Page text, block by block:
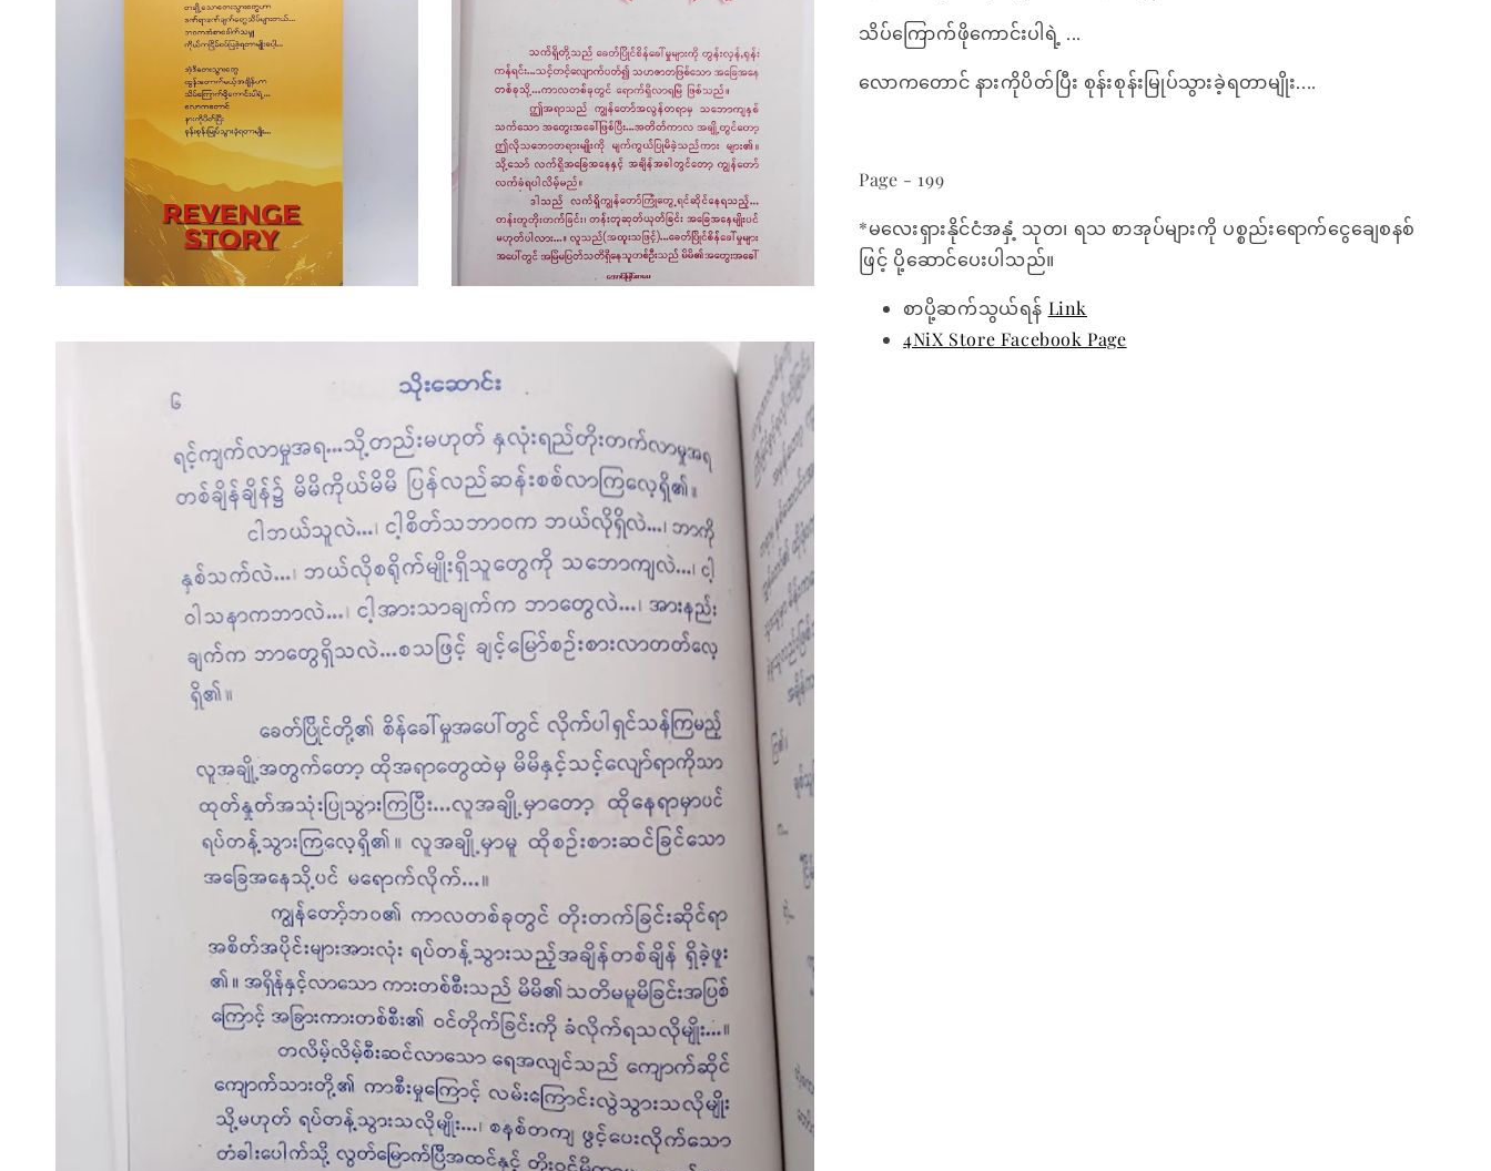
သိပ်ကြောက်ဖိုကောင်းပါရဲ့ ...
လောကတောင် နားကိုပိတ်ပြီး စုန်းစုန်းမြုပ်သွားခဲ့ရတာမျိုး....
Page - 199
*မလေးရှားနိုင်ငံအနှံ့ သုတ၊ ရသ စာအုပ်များကို ပစ္စည်းရောက်ငွေချေစနစ်
ဖြင့် ပို့ဆောင်ပေးပါသည်။
စာပို့ဆက်သွယ်ရန် Link
4NiX Store Facebook Page